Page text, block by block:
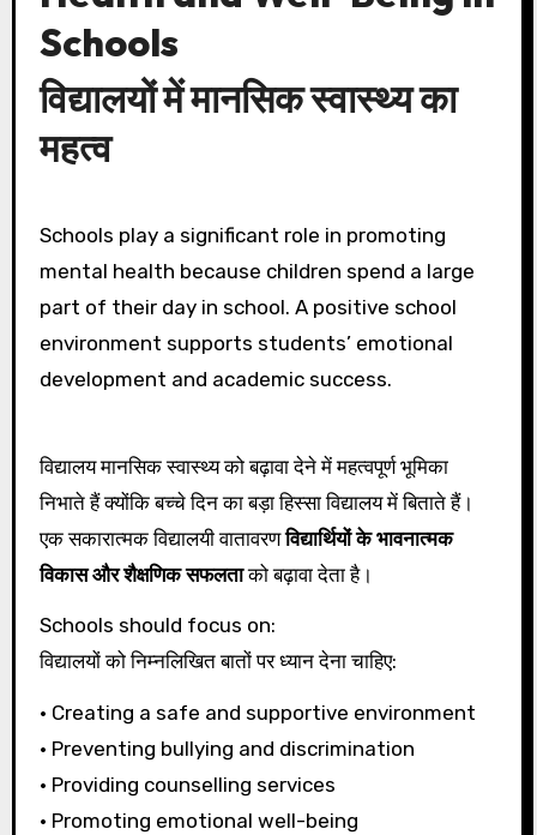
Schools
विद्यालयों में मानसिक स्वास्थ्य का
महत्व
Schools play a significant role in promoting
mental health because children spend a large
part of their day in school. A positive school
environment supports students’ emotional
development and academic success.
विद्यालय मानसिक स्वास्थ्य को बढ़ावा देने में महत्वपूर्ण भूमिका
निभाते हैं क्योंकि बच्चे दिन का बड़ा हिस्सा विद्यालय में बिताते हैं।
एक सकारात्मक विद्यालयी वातावरणविद्यार्थियों के भावनात्मक
विकास और शैक्षणिक सफलताको बढ़ावा देता है।
Schools should focus on:
विद्यालयों को निम्नलिखित बातों पर ध्यान देना चाहिए:
• Creating a safe and supportive environment
• Preventing bullying and discrimination
• Providing counselling services
• Promoting emotional well-being